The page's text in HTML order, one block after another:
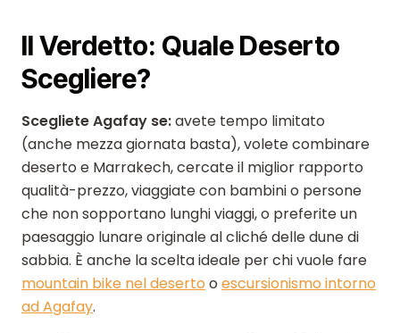
Il Verdetto: Quale Deserto
Scegliere?
Scegliete Agafay se:avete tempo limitato
(anche mezza giornata basta), volete combinare
deserto e Marrakech, cercate il miglior rapporto
qualità-prezzo, viaggiate con bambini o persone
che non sopportano lunghi viaggi, o preferite un
paesaggio lunare originale al cliché delle dune di
sabbia. È anche la scelta ideale per chi vuole fare
mountain bike nel deserto o escursionismo intorno
ad Agafay.